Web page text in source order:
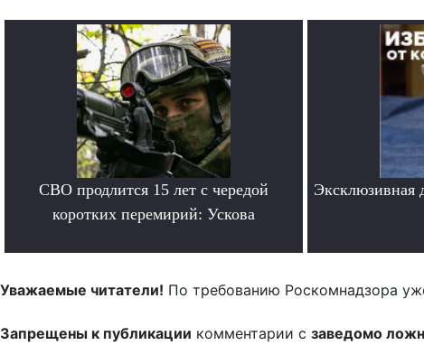
СВО продлится 15 лет с чередой
коротких перемирий: Ускова
Эксклюзивная
Уважаемые читатели! По требованию Роскомнадзора
Запрещены к публикации комментарии с заведомо